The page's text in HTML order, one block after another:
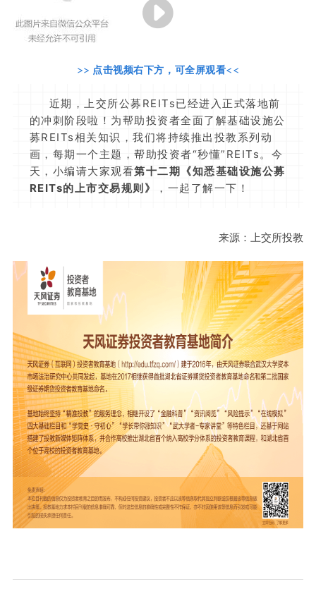
>> 点击视频右下方，可全屏观看<<
近期，上交所公募REITs已经进入正式落地前
的冲刺阶段啦！为帮助投资者全面了解基础设施公
募REITs相关知识，我们将持续推出投教系列动
画，每期一个主题，帮助投资者“秒懂”REITs。今
天，小编请大家观看第十二期《知悉基础设施公募
REITs的上市交易规则》
，一起了解一下！
来源：上交所投教